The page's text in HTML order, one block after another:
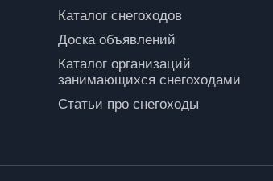
Каталог снегоходов
Доска объявлений
Каталог организаций
занимающихся снегоходами
Статьи про снегоходы